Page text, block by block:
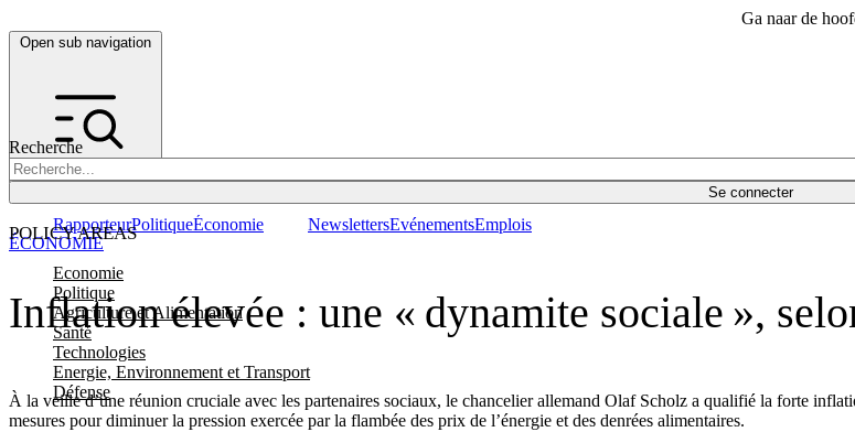
Ga naar de
Open sub navigation
Recherche
Se connecter
POLICY AREAS
Economie
Politique
Agriculture et Alimentation
Santé
Technologies
Energie, Environnement et Transport
Défense
RapporteurPolitiqueÉconomie NewslettersEvénementsEmplois
Inflation élevée : une « dynamite sociale »,
À la veille d’une réunion cruciale avec les partenaires sociaux, le chancelier allemand Olaf Scholz a qualifié la forte
mesures pour diminuer la pression exercée par la flambée des prix de l’énergie et des denrées alimentaires.
ÉCONOMIE